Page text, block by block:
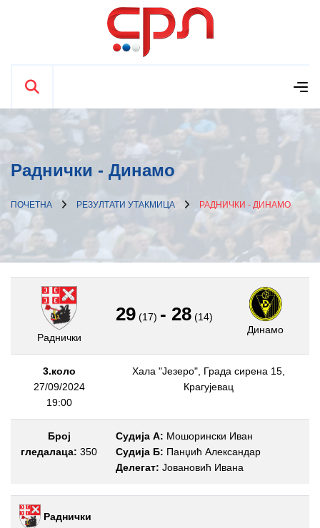
Раднички - Динамо
ПОЧЕТНА РЕЗУЛТАТИ УТАКМИЦА РАДНИЧКИ - ДИНАМО
Раднички
29 (17) - 28 (14)
Динамо
3.коло
27/09/2024
19:00
Хала "Језеро", Града сирена 15,
Крагујевац
Број
гледалаца: 350
Судија А: Мошорински Иван
Судија Б: Панџић Александар
Делегат: Јовановић Ивана
Раднички